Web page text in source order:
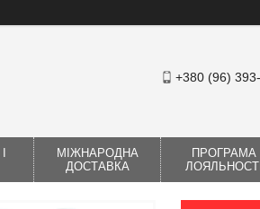
+380 (96)
МІЖНАРОДНА
ДОСТАВКА
ПРОГРАМА
ЛОЯЛЬНОСТІ